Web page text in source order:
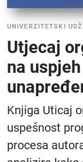
UNIVERZITETSKI
Utjecaj
na
Knjiga Uticaj
uspešnost
procesa